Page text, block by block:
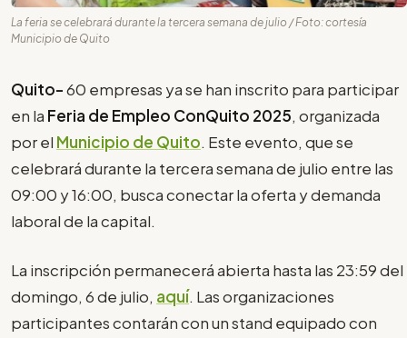
La feria se celebrará durante la tercera semana de julio / Foto: cortesía
Municipio de Quito
Quito-60 empresas ya se han inscrito para participar
en la Feria de Empleo ConQuito 2025, organizada
por el Municipio de Quito. Este evento, que se
celebrará durante la tercera semana de julio entre las
09:00 y 16:00, busca conectar la oferta y demanda
laboral de la capital.
La inscripción permanecerá abierta hasta las 23:59 del
domingo, 6 de julio, aquí. Las organizaciones
participantes contarán con un stand equipado con